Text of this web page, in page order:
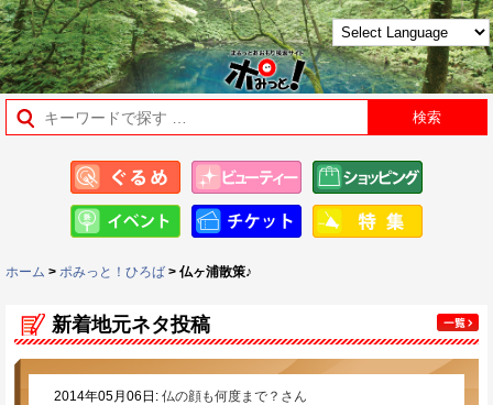
ホーム > ポみっと！ひろば > 仏ヶ浦散策♪
新着地元ネタ投稿
2014年05月06日:仏の顔も何度まで？さん